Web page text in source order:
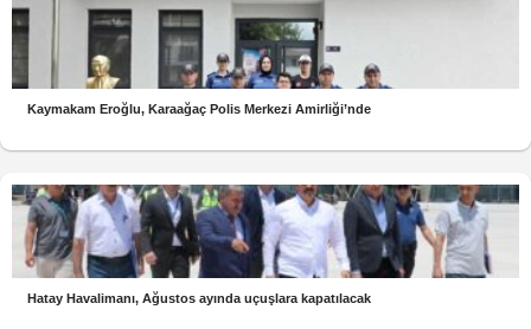
Kaymakam Eroğlu, Karaağaç Polis Merkezi Amirliği’nde
Hatay Havalimanı, Ağustos ayında uçuşlara kapatılacak